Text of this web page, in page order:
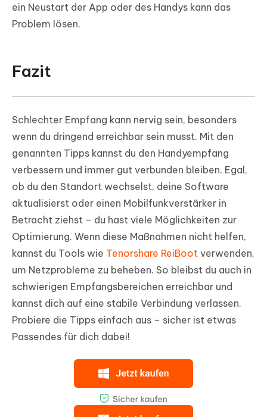
ein Neustart der App oder des Handys kann das
Problem lösen.
Fazit
Schlechter Empfang kann nervig sein, besonders
wenn du dringend erreichbar sein musst. Mit den
genannten Tipps kannst du den Handyempfang
verbessern und immer gut verbunden bleiben. Egal,
ob du den Standort wechselst, deine Software
aktualisierst oder einen Mobilfunkverstärker in
Betracht ziehst – du hast viele Möglichkeiten zur
Optimierung. Wenn diese Maßnahmen nicht helfen,
kannst du Tools wie Tenorshare ReiBoot verwenden,
um Netzprobleme zu beheben. So bleibst du auch in
schwierigen Empfangsbereichen erreichbar und
kannst dich auf eine stabile Verbindung verlassen.
Probiere die Tipps einfach aus – sicher ist etwas
Passendes für dich dabei!